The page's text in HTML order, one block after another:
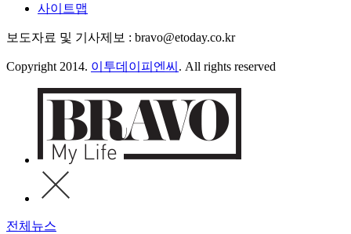
사이트맵
보도자료 및 기사제보 : bravo@etoday.co.kr
Copyright 2014. 이투데이피엔씨 . All rights reserved
전체뉴스